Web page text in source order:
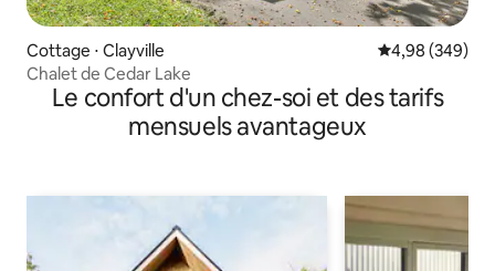
Cottage ⋅ Clayville Évaluation
4,98 (349)
Chalet de Cedar Lake
Le confort d'un chez-soi et des tarifs
mensuels avantageux